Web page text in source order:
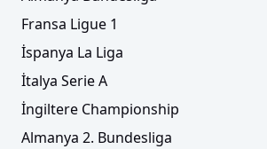
Fransa Ligue 1
İspanya La Liga
İtalya Serie A
İngiltere Championship
Almanya 2. Bundesliga